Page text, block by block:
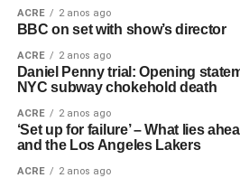
ACRE 2 anos ago
BBC on set with show’s director
ACRE 2 anos ago
Daniel Penny trial: Opening
NYC subway chokehold death
ACRE 2 anos ago
‘Set up for failure’ – What lies
and the Los Angeles Lakers
ACRE 2 anos ago